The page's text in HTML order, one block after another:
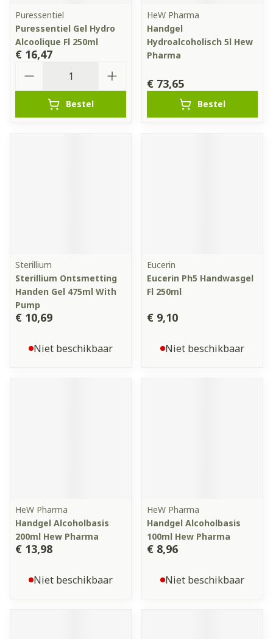
Puressentiel
Puressentiel Gel Hydro
Alcoolique Fl 250ml
€ 16,47
Bestel
HeW Pharma
Handgel
Hydroalcoholisch 5l Hew
Pharma
€ 73,65
Bestel
Sterillium
Sterillium Ontsmetting
Handen Gel 475ml With
Pump
€ 10,69
Niet beschikbaar
Eucerin
Eucerin Ph5 Handwasgel
Fl 250ml
€ 9,10
Niet beschikbaar
HeW Pharma
Handgel Alcoholbasis
200ml Hew Pharma
€ 13,98
Niet beschikbaar
HeW Pharma
Handgel Alcoholbasis
100ml Hew Pharma
€ 8,96
Niet beschikbaar